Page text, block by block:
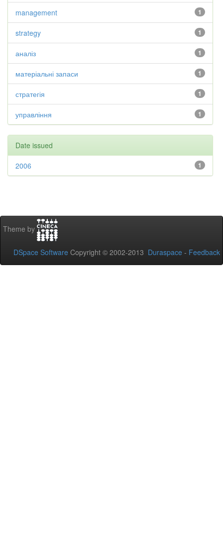
1
management
1
strategy
1
аналіз
1
матеріальні запаси
1
стратегія
1
управління
Date issued
1
2006
Theme by
DSpace Software Copyright © 2002-2013 Duraspace - Feedback